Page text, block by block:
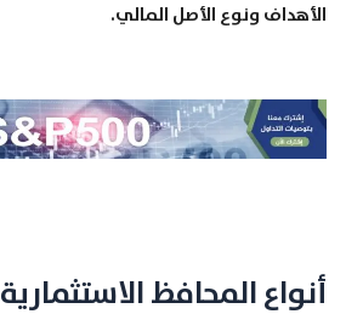
الأهداف ونوع الأصل المالي.
أنواع المحافظ الاستثمارية